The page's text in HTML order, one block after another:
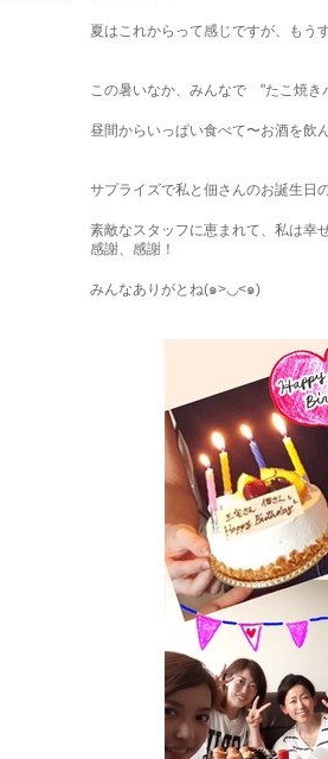
夏はこれからって感じですが、もう
この暑いなか、みんなで "たこ焼
昼間からいっぱい食べて〜お酒を飲
サプライズで私と佃さんのお誕生日
素敵なスタッフに恵まれて、私は幸
感謝、感謝！
みんなありがとね(๑>◡<๑)